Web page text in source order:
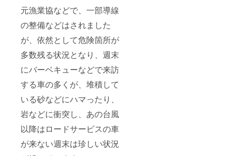
元漁業協などで、一部導線
の整備などはされました
が、依然として危険箇所が
多数残る状況となり、週末
にバーベキューなどで来訪
する車の多くが、堆積して
いる砂などにハマったり、
岩などに衝突し、あの台風
以降はロードサービスの車
が来ない週末は珍しい状況